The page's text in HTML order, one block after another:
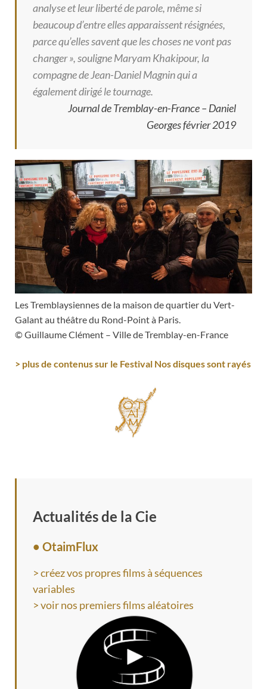
analyse et leur liberté de parole, même si
beaucoup d’entre elles apparaissent résignées,
parce qu’elles savent que les choses ne vont pas
changer », souligne Maryam Khakipour, la
compagne de Jean-Daniel Magnin qui a
également dirigé le tournage.
Journal de Tremblay-en-France – Daniel
Georges février 2019
Les Tremblaysiennes de la maison de quartier du Vert-
Galant au théâtre du Rond-Point à Paris.
© Guillaume Clément – Ville de Tremblay-en-France
> plus de contenus sur le Festival Nos disques sont rayés
Actualités de la Cie
• OtaimFlux
> créez vos propres films à séquences
variables
> voir nos premiers films aléatoires